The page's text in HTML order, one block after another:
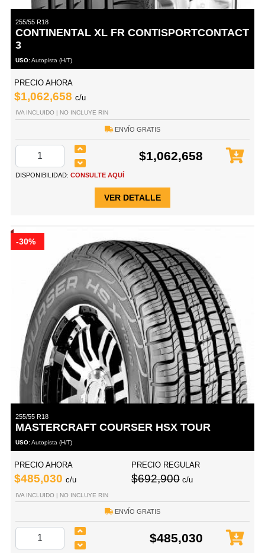
255/55 R18
CONTINENTAL XL FR CONTISPORTCONTACT
3
USO:Autopista (H/T)
PRECIO AHORA
$1,062,658 c/u
IVA INCLUIDO | NO INCLUYE RIN
ENVÍO GRATIS
$1,062,658
DISPONIBILIDAD: CONSULTE AQUÍ
VER DETALLE
-30%
255/55 R18
MASTERCRAFT COURSER HSX TOUR
USO:Autopista (H/T)
PRECIO AHORA
$485,030 c/u
PRECIO REGULAR
$692,900 c/u
IVA INCLUIDO | NO INCLUYE RIN
ENVÍO GRATIS
$485,030